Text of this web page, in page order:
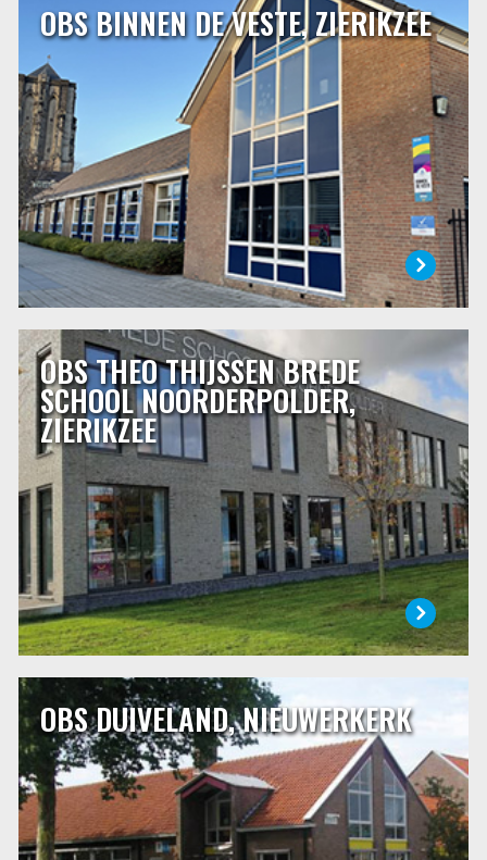
OBS BINNEN DE VESTE, ZIERIKZEE
OBS BINNEN DE VESTE, ZIERIKZEE
Dalton basisschool Binnen de Veste ligt in de binnenstad
van Zierikzee. Binnen de Veste is een daltonschool. Het
daltononderwijs is gebaseerd op de volgende
grondbeginselen: zelfstandigheid, verantwoordelijkheid,
reflectie, effectiviteit en samenwerking.
LEES MEER
OBS THEO THIJSSEN BREDE
SCHOOL NOORDERPOLDER,
ZIERIKZEE
OBS THEO THIJSSEN BREDE SCHOOL
NOORDERPOLDER, ZIERIKZEE
De basisschool is een stukje van je leven, voor de kinderen
en voor u. U vertrouwt uw kind zo’n 8 jaar toe aan de zorg
van de juffen en meesters. Dat is een belangrijk deel van
een kinderleven. Een basisschool kies je dan ook met zorg.
LEES MEER
OBS DUIVELAND, NIEUWERKERK
OBS DUIVELAND, NIEUWERKERK
OBS Duiveland is de openbare basisschool in
Nieuwerkerk. Met respect voor de dorpscultuur werkt de
school samen met de andere school en de verenigingen en
stichtingen die in het dorp aanwezig zijn. De school wordt
bezocht door kinderen uit Nieuwerkerk en door kinderen
uit de omringende dorpen, Ouwerkerk, Sirjansland en
Oosterland.